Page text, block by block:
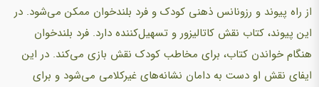
از راه پیوند و رزونانس ذهنی کودک و فرد بلندخوان ممکن می‌شود. در
این پیوند، کتاب نقش کاتالیزور و تسهیل‌کننده دارد. فرد بلندخوان
هنگام خواندن کتاب، برای مخاطب کودک نقش بازی می‌کند. در این
ایفای نقش او دست به دامان نشانه‌های غیرکلامی می‌شود و برای